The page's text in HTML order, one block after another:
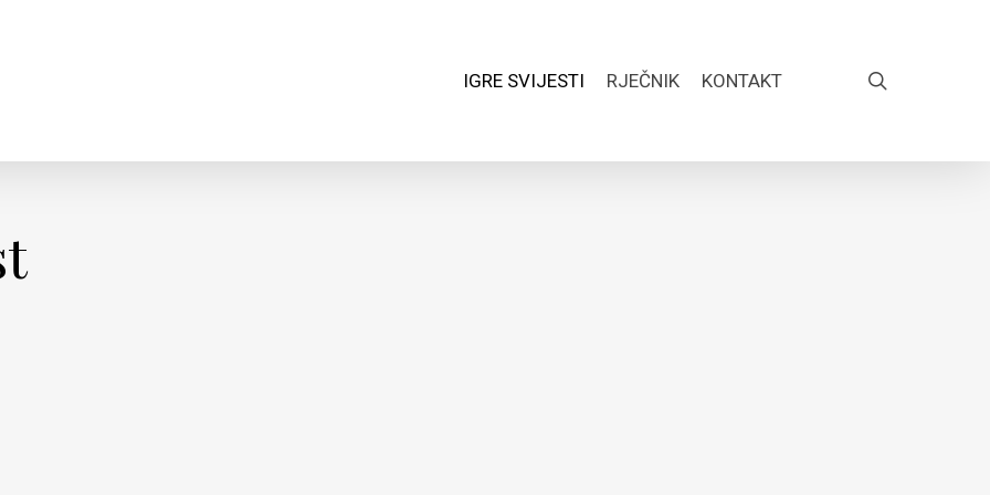
IGRE SVIJESTI RJEČNIK KONTAKT FACEBOOK